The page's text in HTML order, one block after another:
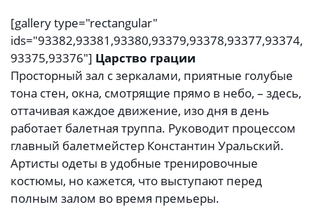
[gallery type="rectangular"
ids="93382,93381,93380,93379,93378,93377,93374,
93375,93376"] Царство грации
Просторный зал с зеркалами, приятные голубые
тона стен, окна, смотрящие прямо в небо, – здесь,
оттачивая каждое движение, изо дня в день
работает балетная труппа. Руководит процессом
главный балетмейстер Константин Уральский.
Артисты одеты в удобные тренировочные
костюмы, но кажется, что выступают перед
полным залом во время премьеры.